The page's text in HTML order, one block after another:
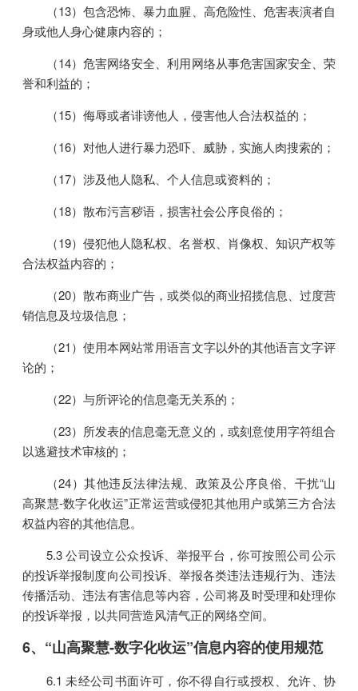
（13）包含恐怖、暴力血腥、高危险性、危害表演者自
身或他人身心健康内容的；
（14）危害网络安全、利用网络从事危害国家安全、荣
誉和利益的；
（15）侮辱或者诽谤他人，侵害他人合法权益的；
（16）对他人进行暴力恐吓、威胁，实施人肉搜索的；
（17）涉及他人隐私、个人信息或资料的；
（18）散布污言秽语，损害社会公序良俗的；
（19）侵犯他人隐私权、名誉权、肖像权、知识产权等
合法权益内容的；
（20）散布商业广告，或类似的商业招揽信息、过度营
销信息及垃圾信息；
（21）使用本网站常用语言文字以外的其他语言文字评
论的；
（22）与所评论的信息毫无关系的；
（23）所发表的信息毫无意义的，或刻意使用字符组合
以逃避技术审核的；
（24）其他违反法律法规、政策及公序良俗、干扰“山
高聚慧-数字化收运”正常运营或侵犯其他用户或第三方合法
权益内容的其他信息。
5.3 公司设立公众投诉、举报平台，你可按照公司公示
的投诉举报制度向公司投诉、举报各类违法违规行为、违法
传播活动、违法有害信息等内容，公司将及时受理和处理你
的投诉举报，以共同营造风清气正的网络空间。
6、“山高聚慧-数字化收运”信息内容的使用规范
6.1 未经公司书面许可，你不得自行或授权、允许、协